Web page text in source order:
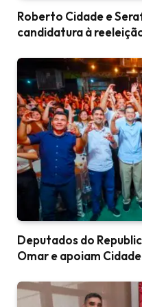
Roberto Cidade e
candidatura à
Deputados do
Omar e apoiam